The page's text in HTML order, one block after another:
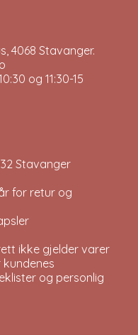
4068 Stavanger.
og 11:30-15
Stavanger
for retur og
ikke gjelder varer
og personlig